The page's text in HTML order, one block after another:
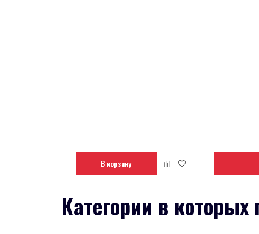
В корзину
Категории в которых